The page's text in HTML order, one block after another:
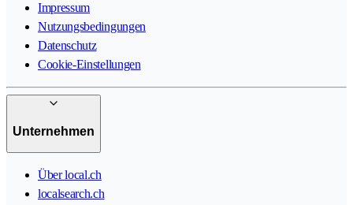
Impressum
Nutzungsbedingungen
Datenschutz
Cookie-Einstellungen
Unternehmen
Über local.ch
localsearch.ch